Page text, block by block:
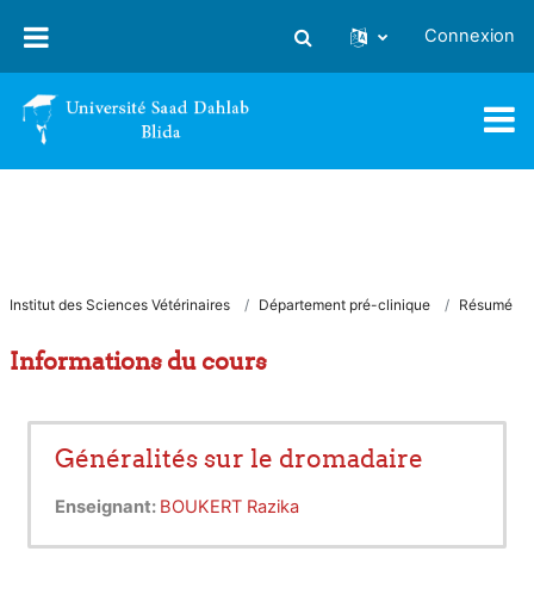
Activer/désactiver la saisie
Connexion
Institut des Sciences Vétérinaires Département pré-clinique Résumé
Informations du cours
Généralités sur le dromadaire
Enseignant: BOUKERT Razika